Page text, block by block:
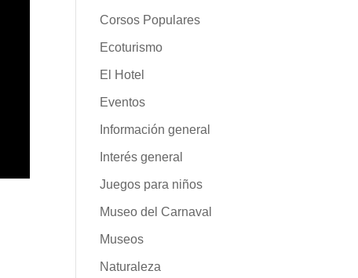
Corsos Populares
Ecoturismo
El Hotel
Eventos
Información general
Interés general
Juegos para niños
Museo del Carnaval
Museos
Naturaleza